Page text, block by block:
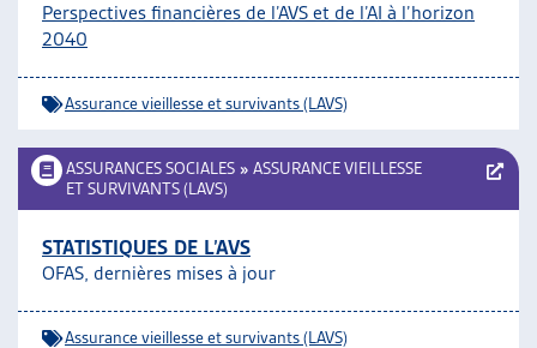
Perspectives financières de l’AVS et de l’AI à l’horizon
2040
Assurance vieillesse et survivants (LAVS)
ASSURANCES SOCIALES » ASSURANCE VIEILLESSE
ET SURVIVANTS (LAVS)
STATISTIQUES DE L’AVS
OFAS, dernières mises à jour
Assurance vieillesse et survivants (LAVS)